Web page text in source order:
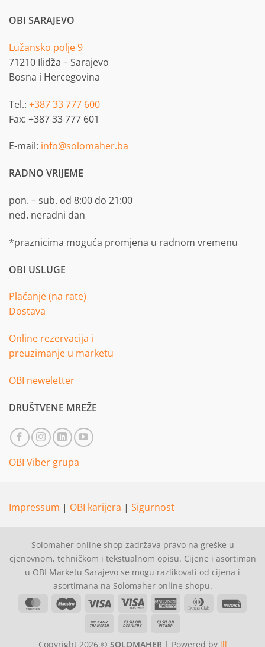
OBI SARAJEVO
Lužansko polje 9
71210 Ilidža – Sarajevo
Bosna i Hercegovina
Tel.: +387 33 777 600
Fax: +387 33 777 601
E-mail: info@solomaher.ba
RADNO VRIJEME
pon. – sub. od 8:00 do 21:00
ned. neradni dan
*praznicima moguća promjena u radnom vremenu
OBI USLUGE
Plaćanje (na rate)
Dostava
Online rezervacija i
preuzimanje u marketu
OBI neweletter
DRUŠTVENE MREŽE
OBI Viber grupa
Impressum | OBI karijera | Sigurnost
Solomaher online shop zadržava pravo na greške u
cjenovnom, tehničkom i tekstualnom opisu. Cijene i asortiman
u OBI Marketu Sarajevo se mogu razlikovati od cijena i
asortimana na Solomaher online shopu.
MasterCardMaestro Visa
Visa
American Dinners
Bank
Cash
Copyright 2026 © SOLOMAHER | Powered by lll